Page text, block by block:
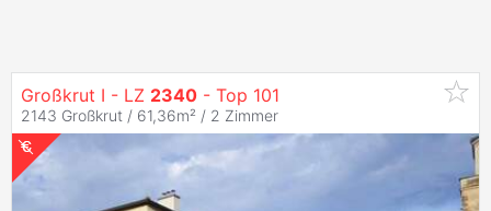
Großkrut I - LZ 2340 - Top 101
2143 Großkrut / 61,36m² / 2 Zimmer